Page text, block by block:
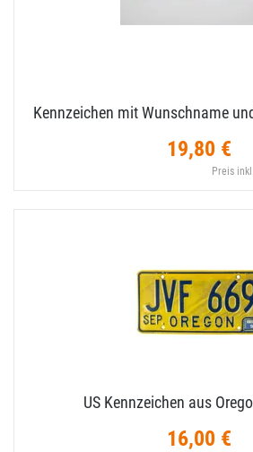
Kennzeichen mit Wunschname
19,80 €
Preis
US Kennzeichen aus
16,00 €